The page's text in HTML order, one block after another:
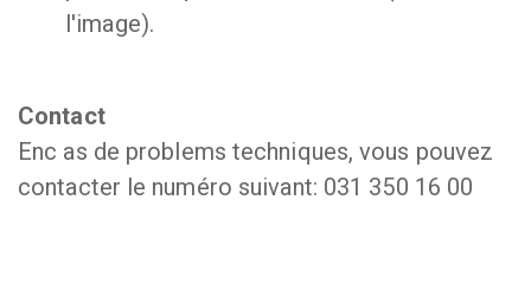
l'image).
Contact
Enc as de problems techniques, vous pouvez
contacter le numéro suivant: 031 350 16 00